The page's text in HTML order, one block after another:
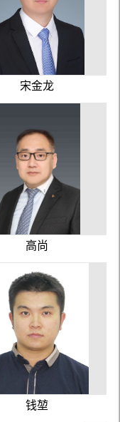
宋金龙
高尚
钱堃